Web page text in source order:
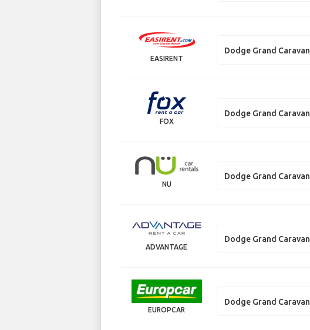
EASIRENT
Dodge Grand Caravan
FOX
Dodge Grand Caravan
NU
Dodge Grand Caravan
ADVANTAGE
Dodge Grand Caravan
EUROPCAR
Dodge Grand Caravan